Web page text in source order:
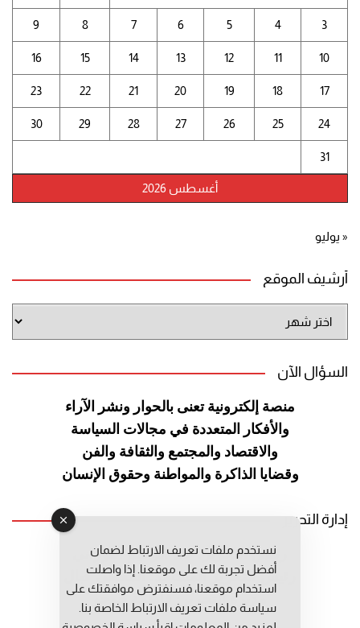
أغسطس 2026
3
4
5
6
7
8
9
10
11
12
13
14
15
16
17
18
19
20
21
22
23
24
25
26
27
28
29
30
31
« يوليو
أرشيف الموقع
الموقع
السؤال الآن
منصة إلكترونية تعنى بالحوار ونشر الآراء
والأفكار المتعددة في مجالات السياسة
والاقتصاد والمجتمع والثقافة والفن
وقضايا الذاكرة والمواطنة وحقوق الإنسان
إدارة التحرير
رئيس التحرير: عبد الرحيم التوراني
رئيس التحرير المساعد: المعطي قبال
مديرة التحرير: فاطمة حوحو
نستخدم ملفات تعريف الارتباط لضمان
أفضل تجربة لك على موقعنا. إذا واصلت
استخدام موقعنا، فسنفترض موافقتك على
سياسة ملفات تعريف الارتباط الخاصة بنا.